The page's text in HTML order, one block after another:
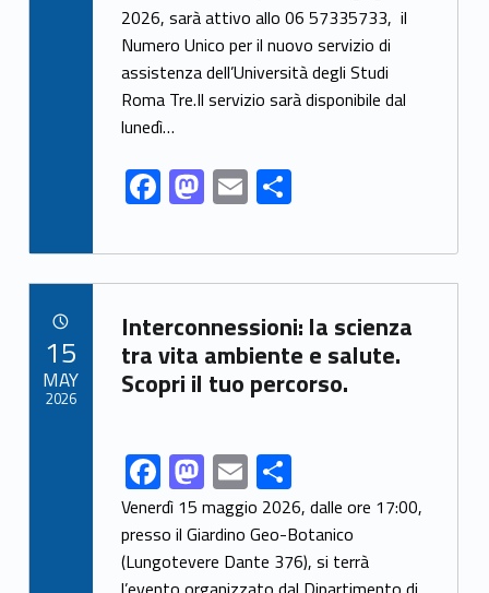
b
o
o
k
d
o
n
l e
2026, sarà attivo allo 06 57335733, il
Numero Unico per il nuovo servizio di
assistenza dell’Università degli Studi
Roma Tre.Il servizio sarà disponibile dal
lunedì…
F
ac
e
b
o
o
k
M
as
to
d
o
n
E
m
ai
l
S
h
ar
e
Link identifier archive #link-archive-62022
Interconnessioni: la scienza
tra vita ambiente e salute.
Scopri il tuo percorso.
Link identifier share facebook archive #share-link-archive-14327F
ac
e
b
M
as
to
d
E
m
ai
l
S
h
ar
e
Venerdì 15 maggio 2026, dalle ore 17:00,
presso il Giardino Geo-Botanico
(Lungotevere Dante 376), si terrà
15
MAY
2026